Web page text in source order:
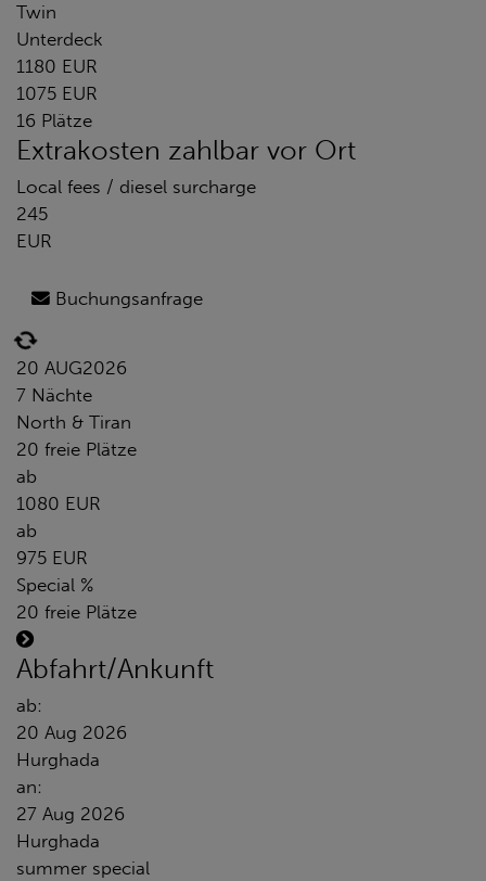
Twin
Unterdeck
1180 EUR
1075 EUR
16 Plätze
Extrakosten zahlbar vor Ort
Local fees / diesel surcharge
245
EUR
Buchungsanfrage
20 AUG2026
7 Nächte
North & Tiran
20 freie Plätze
ab
1080 EUR
ab
975 EUR
Special %
20 freie Plätze
Abfahrt/Ankunft
ab:
20 Aug 2026
Hurghada
an:
27 Aug 2026
Hurghada
summer special